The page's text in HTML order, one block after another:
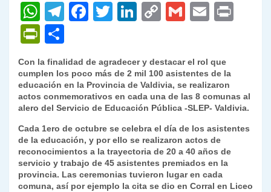
W
h
at
s
A
p
p
T
gr
a
m
F
e
b
o
o
k
T
er
Li
e
dI
n
C
y
Li
n
k
G
l
E
l
P
ri
nt
Fr
ie
n
dl
y
o
m
p
ar
tir
Con la finalidad de agradecer y destacar el rol que
cumplen los poco más de 2 mil 100 asistentes de la
educación en la Provincia de Valdivia, se realizaron
actos conmemorativos en cada una de las 8 comunas al
alero del Servicio de Educación Pública -SLEP- Valdivia.
Cada 1ero de octubre se celebra el día de los asistentes
de la educación, y por ello se realizaron actos de
reconocimientos a la trayectoria de 20 a 40 años de
servicio y trabajo de 45 asistentes premiados en la
provincia. Las ceremonias tuvieron lugar en cada
comuna, así por ejemplo la cita se dio en Corral en Liceo